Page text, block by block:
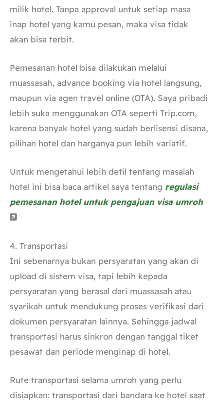
milik hotel. Tanpa approval untuk setiap masa
inap hotel yang kamu pesan, maka visa tidak
akan bisa terbit.
Pemesanan hotel bisa dilakukan melalui
muassasah, advance booking via hotel langsung,
maupun via agen travel online (OTA). Saya pribadi
lebih suka menggunakan OTA seperti Trip.com,
karena banyak hotel yang sudah berlisensi disana,
pilihan hotel dan harganya pun lebih variatif.
Untuk mengetahui lebih detil tentang masalah
hotel ini bisa baca artikel saya tentang regulasi
pemesanan hotel untuk pengajuan visa umroh
4. Transportasi
Ini sebenarnya bukan persyaratan yang akan di
upload di sistem visa, tapi lebih kepada
persyaratan yang berasal dari muassasah atau
syarikah untuk mendukung proses verifikasi dari
dokumen persyaratan lainnya. Sehingga jadwal
transportasi harus sinkron dengan tanggal tiket
pesawat dan periode menginap di hotel.
Rute transportasi selama umroh yang perlu
disiapkan: transportasi dari bandara ke hotel saat